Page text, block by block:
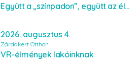
Együtt a „színpadon”, együtt az élményekért 🎭✨
2026. augusztus 4.
Zárdakert Otthon
VR-élmények lakóinknak